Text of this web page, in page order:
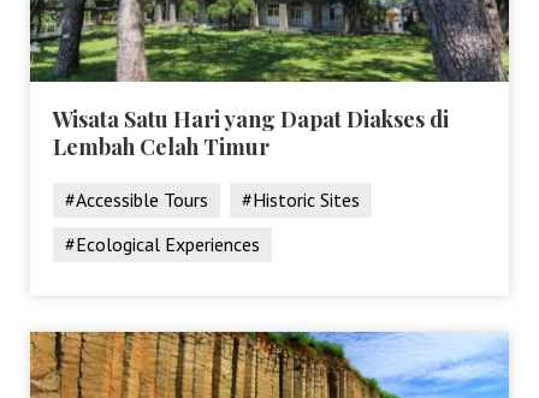
Wisata Satu Hari yang Dapat Diakses di
Lembah Celah Timur
#Accessible Tours
#Historic Sites
#Ecological Experiences